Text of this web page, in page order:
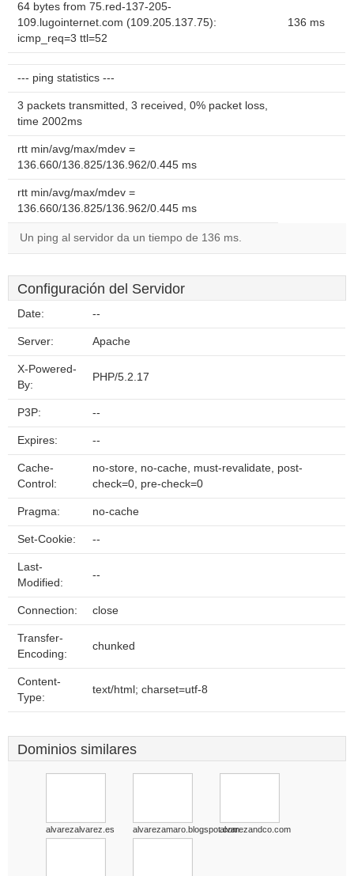
64 bytes from 75.red-137-205-
109.lugointernet.com (109.205.137.75):
icmp_req=3 ttl=52
136 ms
--- ping statistics ---
3 packets transmitted, 3 received, 0% packet loss,
time 2002ms
rtt min/avg/max/mdev =
136.660/136.825/136.962/0.445 ms
rtt min/avg/max/mdev =
136.660/136.825/136.962/0.445 ms
Un ping al servidor da un tiempo de 136 ms.
Configuración del Servidor
Date: --
Server: Apache
X-Powered-
By:
PHP/5.2.17
P3P: --
Expires: --
Cache-
Control:
no-store, no-cache, must-revalidate, post-
check=0, pre-check=0
Pragma: no-cache
Set-Cookie: --
Last-
Modified:
--
Connection: close
Transfer-
Encoding:
chunked
Content-
Type:
text/html; charset=utf-8
Dominios similares
alvarezalvarez.es alvarezamaro.blogspot.comalvarezandco.com